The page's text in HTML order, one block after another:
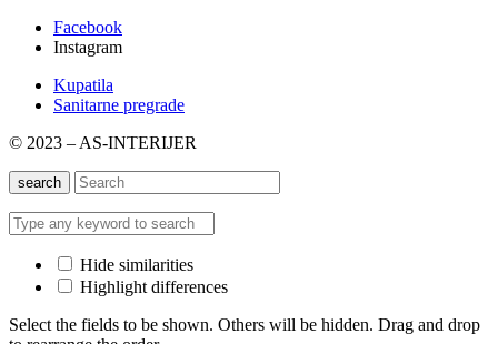
Facebook
Instagram
Kupatila
Sanitarne pregrade
© 2023 – AS-INTERIJER
search
Hide similarities
Highlight differences
Select the fields to be shown. Others will be hidden. Drag and drop